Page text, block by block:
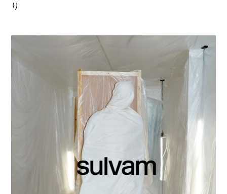
り